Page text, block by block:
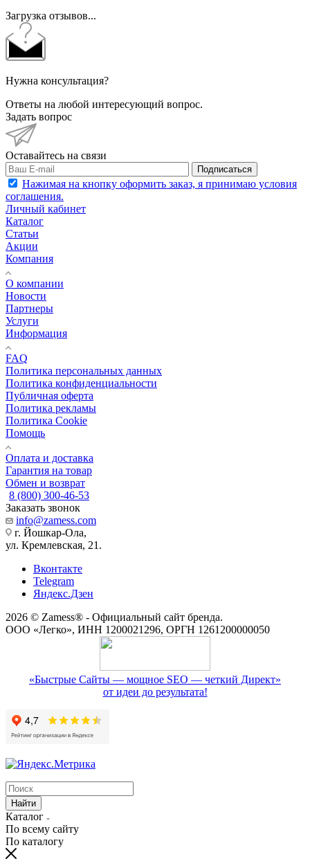
Загрузка отзывов...
Нужна консультация?
Ответы на любой интересующий вопрос.
Задать вопрос
Оставайтесь на связи
Подписаться
Нажимая на кнопку оформить заказ, я принимаю условия
соглашения.
Личный кабинет
Каталог
Статьи
Акции
Компания
О компании
Новости
Партнеры
Услуги
Информация
FAQ
Политика персональных данных
Политика конфиденциальности
Публичная оферта
Политика рекламы
Политика Cookie
Помощь
Оплата и доставка
Гарантия на товар
Обмен и возврат
8 (800) 300-46-53
Заказать звонок
info@zamess.com
г. Йошкар-Ола,
ул. Кремлевская, 21.
Вконтакте
Telegram
Яндекс.Дзен
2026 © Zamess® - Официальный сайт бренда.
ООО «Легко», ИНН 1200021296, ОРГН 1261200000050
«Быстрые Сайты — мощное SEO — четкий Директ»
от идеи до результата!
Найти
Каталог
По всему сайту
По каталогу